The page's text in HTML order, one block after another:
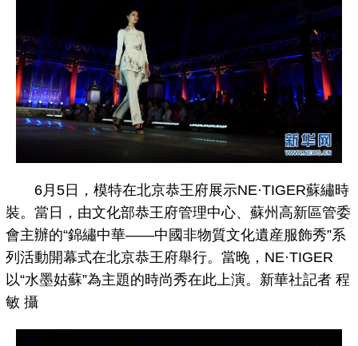
6月5日，模特在北京恭王府展示NE·TIGER蘇繡時
裝。當日，由文化部恭王府管理中心、蘇州高新區管委
會主辦的“錦繡中華——中國非物質文化遺産服飾秀”系
列活動開幕式在北京恭王府舉行。當晚，NE·TIGER
以“水墨姑蘇”為主題的時尚秀在此上演。新華社記者 程
敏 攝